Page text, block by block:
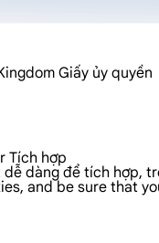
Giấy ủy quyền
Tích hợp
dàng để tích hợp,
and be sure that